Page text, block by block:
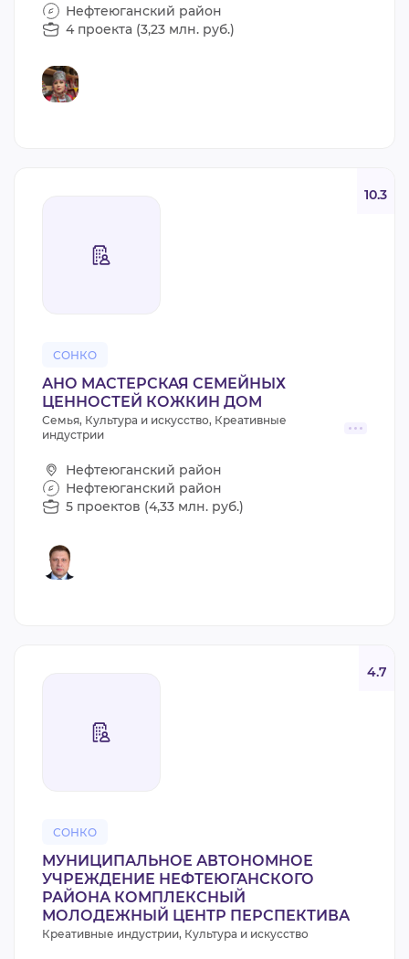
Нефтеюганский район
4 проекта (3,23 млн. руб.)
СОНКО
10.3
АНО МАСТЕРСКАЯ СЕМЕЙНЫХ
ЦЕННОСТЕЙ КОЖКИН ДОМ
Семья, Культура и искусство, Креативные
индустрии
Нефтеюганский район
Нефтеюганский район
5 проектов (4,33 млн. руб.)
СОНКО
4.7
МУНИЦИПАЛЬНОЕ АВТОНОМНОЕ
УЧРЕЖДЕНИЕ НЕФТЕЮГАНСКОГО
РАЙОНА КОМПЛЕКСНЫЙ
МОЛОДЕЖНЫЙ ЦЕНТР ПЕРСПЕКТИВА
Креативные индустрии, Культура и искусство